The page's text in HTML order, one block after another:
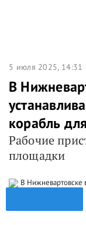
5 июля 2025, 14:31
В
корабль
Рабочие
площадки